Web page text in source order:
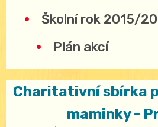
Školní rok 2015/
Plán akcí
Charitativní sbírka
maminky -